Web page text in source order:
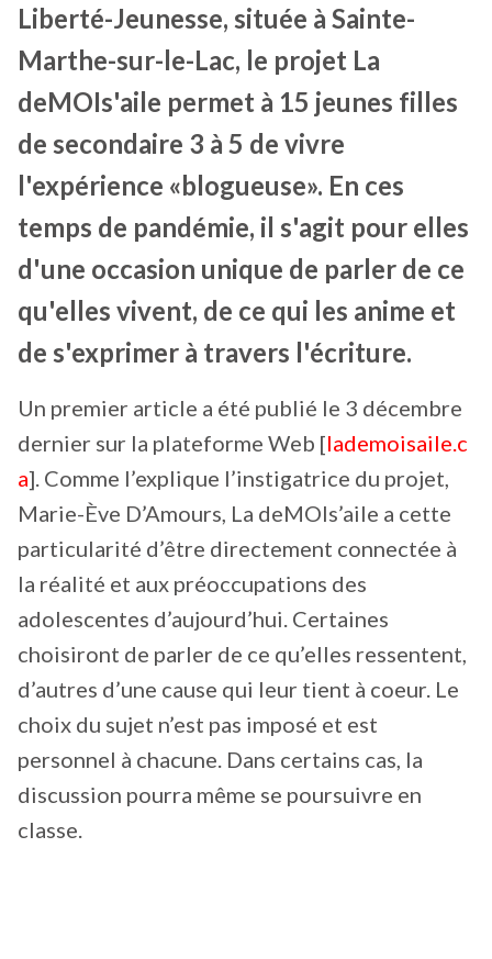
Liberté-Jeunesse, située à Sainte-
Marthe-sur-le-Lac, le projet La
deMOIs'aile permet à 15 jeunes filles
de secondaire 3 à 5 de vivre
l'expérience «blogueuse». En ces
temps de pandémie, il s'agit pour elles
d'une occasion unique de parler de ce
qu'elles vivent, de ce qui les anime et
de s'exprimer à travers l'écriture.
Un premier article a été publié le 3 décembre
dernier sur la plateforme Web [lademoisaile.c
a]. Comme l’explique l’instigatrice du projet,
Marie-Ève D’Amours, La deMOIs’aile a cette
particularité d’être directement connectée à
la réalité et aux préoccupations des
adolescentes d’aujourd’hui. Certaines
choisiront de parler de ce qu’elles ressentent,
d’autres d’une cause qui leur tient à coeur. Le
choix du sujet n’est pas imposé et est
personnel à chacune. Dans certains cas, la
discussion pourra même se poursuivre en
classe.